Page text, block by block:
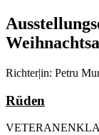
Richter|in: Petru
Rüden